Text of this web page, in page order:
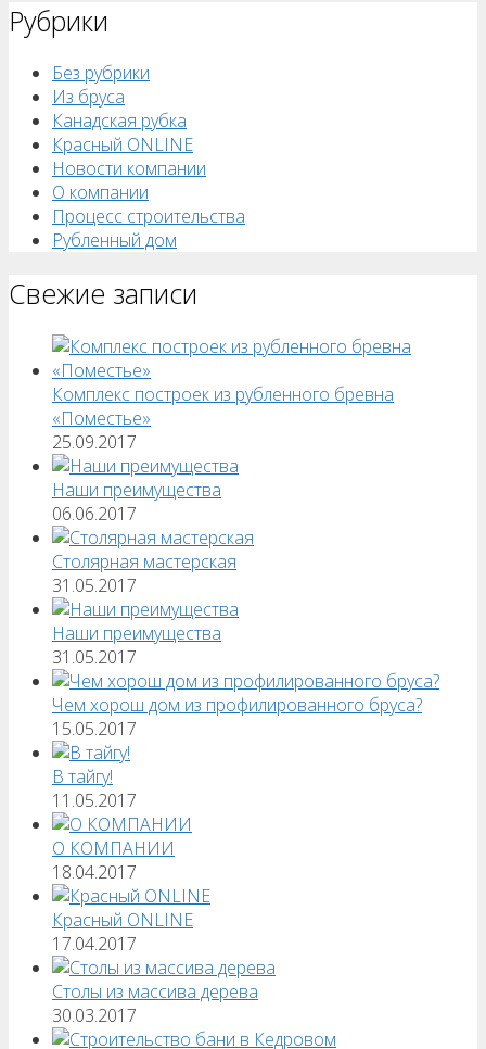
Рубрики
Без рубрики
Из бруса
Канадская рубка
Красный ONLINE
Новости компании
О компании
Процесс строительства
Рубленный дом
Свежие записи
Комплекс построек из рубленного бревна
«Поместье»
25.09.2017
Наши преимущества
06.06.2017
Столярная мастерская
31.05.2017
Наши преимущества
31.05.2017
Чем хорош дом из профилированного бруса?
15.05.2017
В тайгу!
11.05.2017
О КОМПАНИИ
18.04.2017
Красный ONLINE
17.04.2017
Столы из массива дерева
30.03.2017